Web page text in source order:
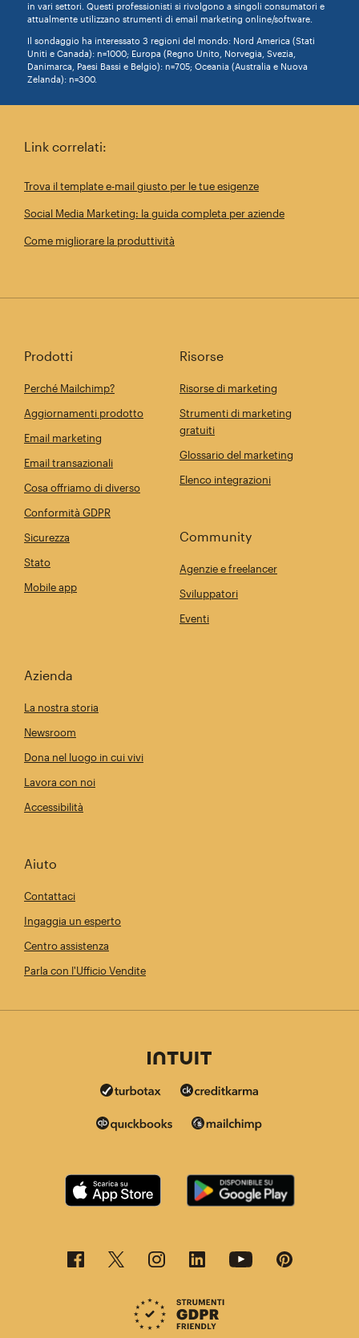
in vari settori. Questi professionisti si rivolgono a singoli consumatori e
attualmente utilizzano strumenti di email marketing online/software.
Il sondaggio ha interessato 3 regioni del mondo: Nord America (Stati
Uniti e Canada): n=1000; Europa (Regno Unito, Norvegia, Svezia,
Danimarca, Paesi Bassi e Belgio): n=705; Oceania (Australia e Nuova
Zelanda): n=300.
Link correlati:
Trova il template e-mail giusto per le tue esigenze
Social Media Marketing: la guida completa per aziende
Come migliorare la produttività
Prodotti
Perché Mailchimp?
Aggiornamenti prodotto
Email marketing
Email transazionali
Cosa offriamo di diverso
Conformità GDPR
Sicurezza
Stato
Mobile app
Risorse
Risorse di marketing
Strumenti di marketing
gratuiti
Glossario del marketing
Elenco integrazioni
Community
Agenzie e freelancer
Sviluppatori
Eventi
Azienda
La nostra storia
Newsroom
Dona nel luogo in cui vivi
Lavora con noi
Accessibilità
Aiuto
Contattaci
Ingaggia un esperto
Centro assistenza
Parla con l'Ufficio Vendite